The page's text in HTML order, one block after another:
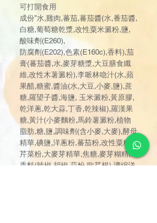
可打開食用
成份”水,雞肉,蕃茄,蕃茄醬(水,番茄醬,
白糖,葡萄糖乾漿,改性粟米澱粉,鹽,
酸味劑(E260),
防腐劑(E202),色素(E160c),香料),茄
膏(蕃茄醬,水,麥芽糖漿,大豆膳食纖
維,改性木薯澱粉),李哌林喼汁(水,蘋
果醋,糖蜜,醬油(水,大豆,小麥,鹽),蔗
糖,羅望子醬,海鹽, 玉米澱粉,黃原膠,
乾洋蔥,乾大蒜,丁香,乾辣椒),羅漢果
糖,黃汁(小麥麵粉,馬鈴薯澱粉,植物
脂肪,糖,鹽,調味劑(含小麥,大麥),酵母
精華,碘鹽,洋蔥粉,蕃茄粉,改性粟粉,
芹菜粉,大麥芽精華,焦糖,麥芽糊精,
香料(辣椒,胡椒,蒜粉,歐芹根),濃縮洋